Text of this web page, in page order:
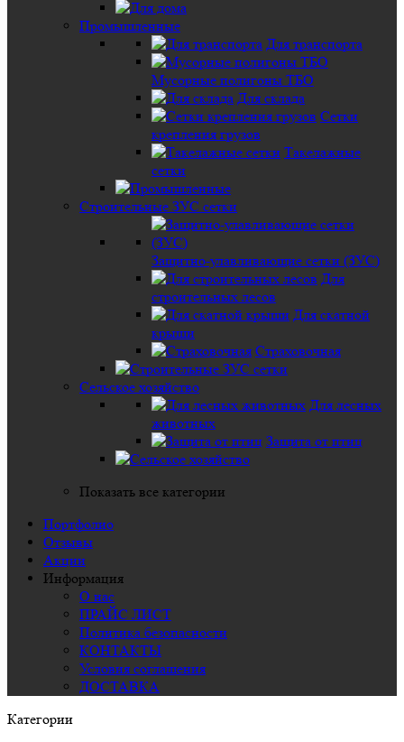
Промышленные
Для транспорта
Мусорные полигоны ТБО
Для склада
Сетки
крепления грузов
Такелажные
сетки
Строительные ЗУС сетки
Защитно-улавливающие сетки (ЗУС)
Для
строительных лесов
Для скатной
крыши
Страховочная
Сельское хозяйство
Для лесных
животных
Защита от птиц
Показать все категории
Портфолио
Отзывы
Акции
Информация
О нас
ПРАЙС ЛИСТ
Политика безопасности
КОНТАКТЫ
Условия соглашения
ДОСТАВКА
Категории